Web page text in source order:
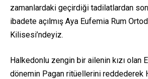
zamanlardaki geçirdiği tadilatlardan
ibadete açılmış Aya Eufemia Rum
Kilisesi’ndeyiz.
Halkedonlu zengin bir ailenin kızı olan
dönemin Pagan ritüellerini reddederek